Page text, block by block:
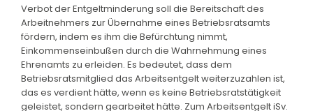
Verbot der Entgeltminderung soll die Bereitschaft des
Arbeitnehmers zur Übernahme eines Betriebsratsamts
fördern, indem es ihm die Befürchtung nimmt,
Einkommenseinbußen durch die Wahrnehmung eines
Ehrenamts zu erleiden. Es bedeutet, dass dem
Betriebsratsmitglied das Arbeitsentgelt weiterzuzahlen ist,
das es verdient hätte, wenn es keine Betriebsratstätigkeit
geleistet, sondern gearbeitet hätte. Zum Arbeitsentgelt iSv.